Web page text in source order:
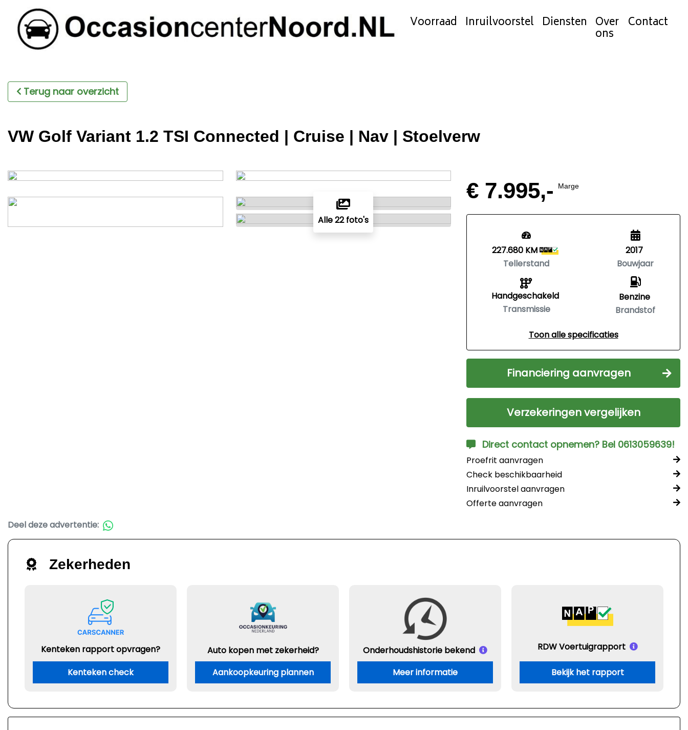
Voorraad Inruilvoorstel Diensten Over
ons
Contact
Terug naar overzicht
VW Golf Variant 1.2 TSI Connected | Cruise | Nav | Stoelverw
Alle 22 foto's
€ 7.995,- Marge
227.680 KM
Tellerstand
Handgeschakeld
Transmissie
2017
Bouwjaar
Benzine
Brandstof
Toon alle specificaties
Financiering aanvragen
Verzekeringen vergelijken
Direct contact opnemen? Bel 0613059639!
Proefrit aanvragen
Check beschikbaarheid
Inruilvoorstel aanvragen
Offerte aanvragen
Deel deze advertentie:
Zekerheden
Kenteken rapport opvragen?
Kenteken check
Auto kopen met zekerheid?
Aankoopkeuring plannen
Onderhoudshistorie bekend
Meer informatie
RDW Voertuigrapport
Bekijk het rapport